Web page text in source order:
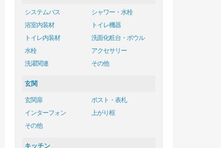
システムバス
シャワー・水栓
浴室内装材
トイレ機器
トイレ内装材
洗面化粧台・ボウル
水栓
アクセサリー
洗濯関連
その他
玄関
玄関扉
ポスト・表札
インターフォン
上がり框
その他
キッチン